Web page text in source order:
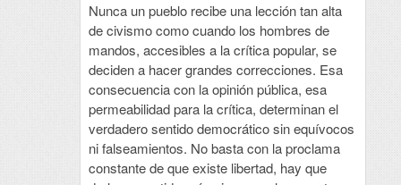
Nunca un pueblo recibe una lección tan alta
de civismo como cuando los hombres de
mandos, accesibles a la crítica popular, se
deciden a hacer grandes correcciones. Esa
consecuencia con la opinión pública, esa
permeabilidad para la crítica, determinan el
verdadero sentido democrático sin equívocos
ni falseamientos. No basta con la proclama
constante de que existe libertad, hay que